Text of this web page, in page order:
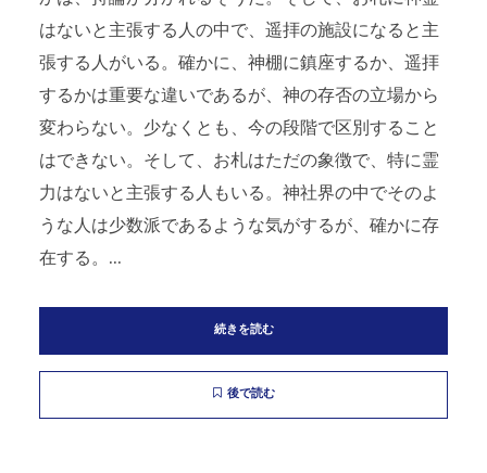
はないと主張する人の中で、遥拝の施設になると主
張する人がいる。確かに、神棚に鎮座するか、遥拝
するかは重要な違いであるが、神の存否の立場から
変わらない。少なくとも、今の段階で区別すること
はできない。そして、お札はただの象徴で、特に霊
力はないと主張する人もいる。神社界の中でそのよ
うな人は少数派であるような気がするが、確かに存
在する。...
続きを読む
後で読む